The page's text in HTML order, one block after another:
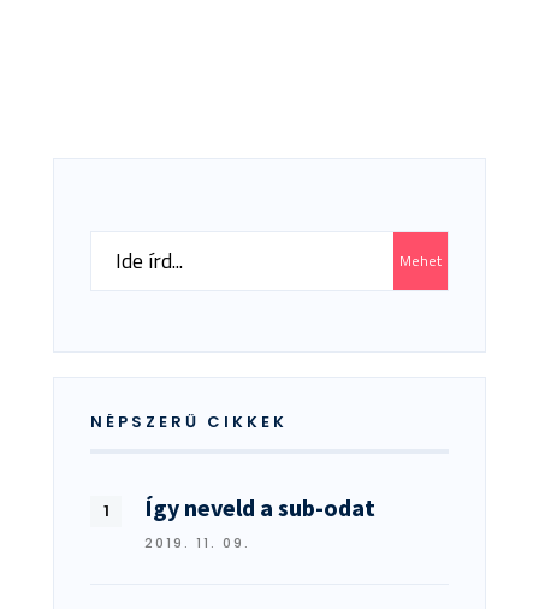
Search
Mehet
NÉPSZERŰ CIKKEK
Így neveld a sub-odat
2019. 11. 09.